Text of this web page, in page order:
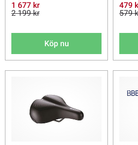
1 677 kr
2 199 kr
Köp nu
479
579